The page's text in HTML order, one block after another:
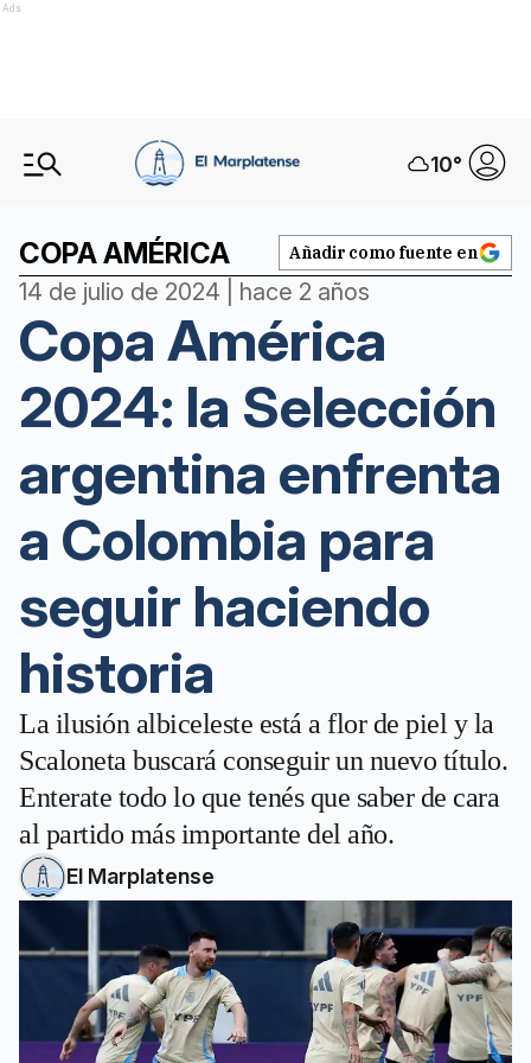
Ads
10°
COPA AMÉRICA Añadir como fuente en
14 de julio de 2024 | hace 2 años
Copa América
2024: la Selección
argentina enfrenta
a Colombia para
seguir haciendo
historia
La ilusión albiceleste está a flor de piel y la
Scaloneta buscará conseguir un nuevo título.
Enterate todo lo que tenés que saber de cara
al partido más importante del año.
El Marplatense